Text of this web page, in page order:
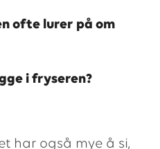
ofte lurer på om
i fryseren?
har også mye å si,